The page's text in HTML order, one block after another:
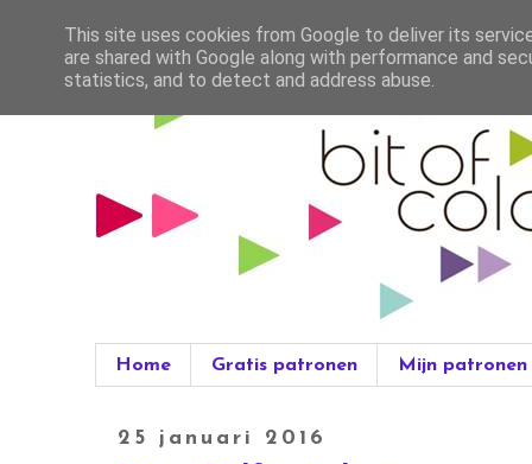
Home Gratis patronen Mijn patronen
25 januari 2016
This site uses cookies from Google to deliver its
are shared with Google along with performance and
statistics, and to detect and address abuse.